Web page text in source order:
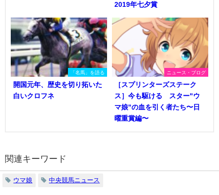
2019年七夕賞
「名馬」を語る
開国元年、歴史を切り拓いた
白いクロフネ
ニュース・ブログ
［スプリンターズステーク
ス］今も駆ける スター"ウ
マ娘"の血を引く者たち〜日
曜重賞編〜
関連キーワード
ウマ娘 中央競馬ニュース